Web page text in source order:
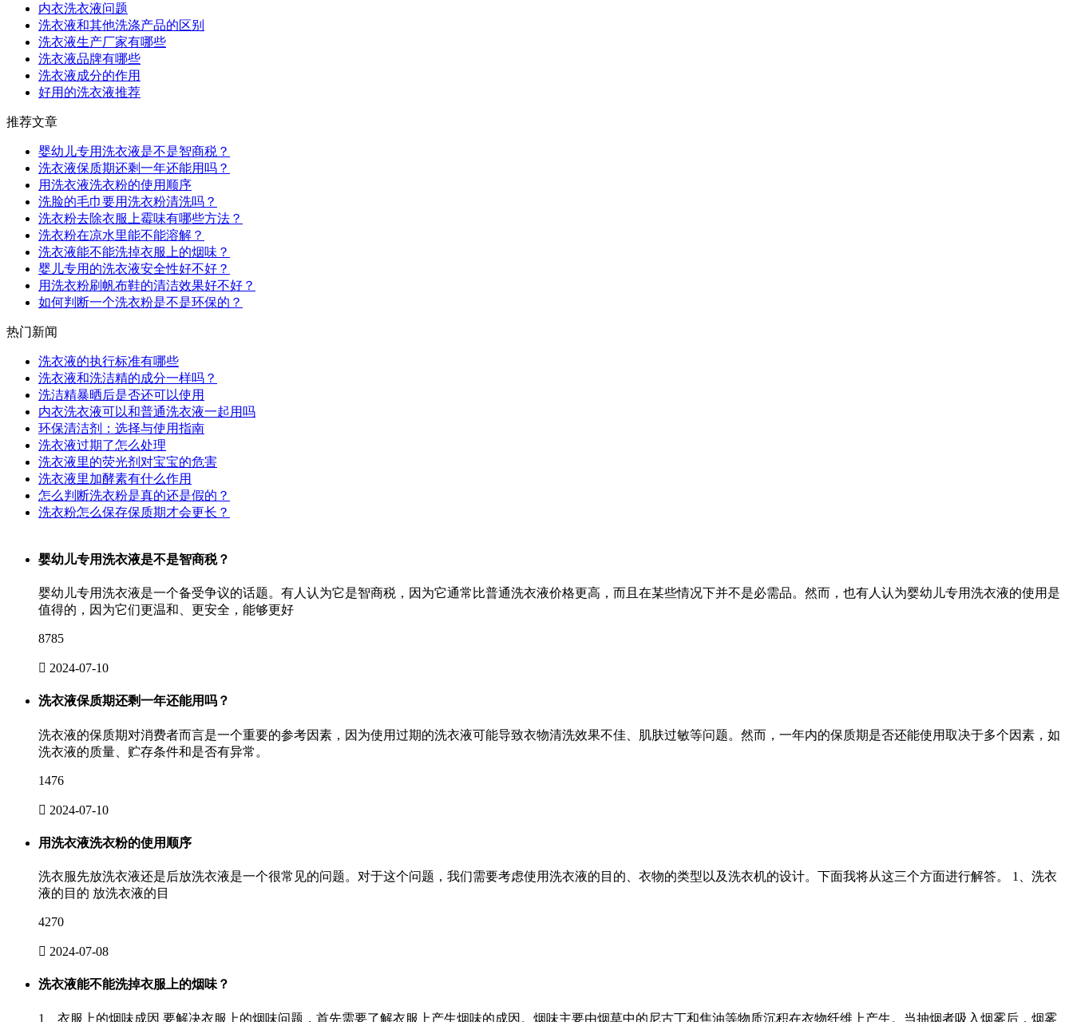
内衣洗衣液问题
洗衣液和其他洗涤产品的区别
洗衣液生产厂家有哪些
洗衣液品牌有哪些
洗衣液成分的作用
好用的洗衣液推荐
推荐文章
婴幼儿专用洗衣液是不是智商税？
洗衣液保质期还剩一年还能用吗？
用洗衣液洗衣粉的使用顺序
洗脸的毛巾要用洗衣粉清洗吗？
洗衣粉去除衣服上霉味有哪些方法？
洗衣粉在凉水里能不能溶解？
洗衣液能不能洗掉衣服上的烟味？
婴儿专用的洗衣液安全性好不好？
用洗衣粉刷帆布鞋的清洁效果好不好？
如何判断一个洗衣粉是不是环保的？
热门新闻
洗衣液的执行标准有哪些
洗衣液和洗洁精的成分一样吗？
洗洁精暴晒后是否还可以使用
内衣洗衣液可以和普通洗衣液一起用吗
环保清洁剂：选择与使用指南
洗衣液过期了怎么处理
洗衣液里的荧光剂对宝宝的危害
洗衣液里加酵素有什么作用
怎么判断洗衣粉是真的还是假的？
洗衣粉怎么保存保质期才会更长？
婴幼儿专用洗衣液是不是智商税？
婴幼儿专用洗衣液是一个备受争议的话题。有人认为它是智商税，因为它通常比普通洗衣液价格更高，而且在某些情况下并不是必需品。然而，也有人认为婴幼儿专用洗衣液的使用是
值得的，因为它们更温和、更安全，能够更好
8785
 2024-07-10
洗衣液保质期还剩一年还能用吗？
洗衣液的保质期对消费者而言是一个重要的参考因素，因为使用过期的洗衣液可能导致衣物清洗效果不佳、肌肤过敏等问题。然而，一年内的保质期是否还能使用取决于多个因素，如
洗衣液的质量、贮存条件和是否有异常。
1476
 2024-07-10
用洗衣液洗衣粉的使用顺序
洗衣服先放洗衣液还是后放洗衣液是一个很常见的问题。对于这个问题，我们需要考虑使用洗衣液的目的、衣物的类型以及洗衣机的设计。下面我将从这三个方面进行解答。 1、洗衣
液的目的 放洗衣液的目
4270
 2024-07-08
洗衣液能不能洗掉衣服上的烟味？
1、衣服上的烟味成因 要解决衣服上的烟味问题，首先需要了解衣服上产生烟味的成因。烟味主要由烟草中的尼古丁和焦油等物质沉积在衣物纤维上产生。当抽烟者吸入烟雾后，烟雾